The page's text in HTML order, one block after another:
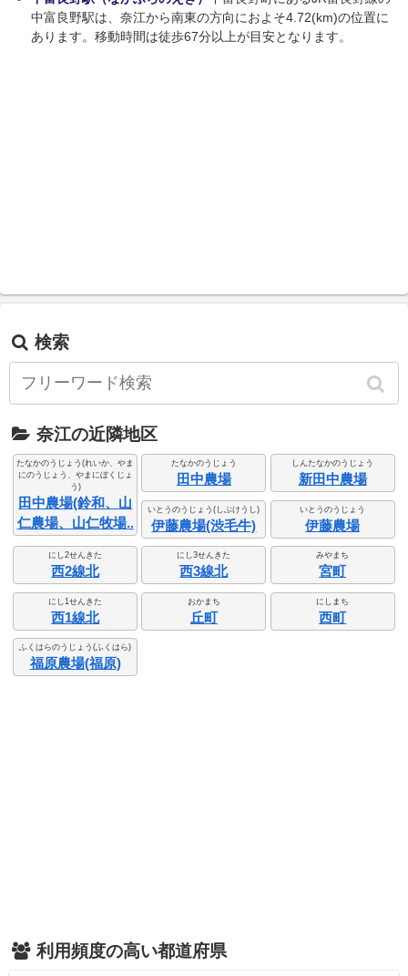
中富良野駅は、奈江から南東の方向におよそ4.72(km)の位置に
あります。移動時間は徒歩67分以上が目安となります。
検索
奈江の近隣地区
たなかのうじょう(れいか、やま
にのうじょう、やまにぼくじょ
う)
田中農場(鈴和、山
仁農場、山仁牧場..
たなかのうじょう
田中農場
しんたなかのうじょう
新田中農場
いとうのうじょう(しぶけうし)
伊藤農場(渋毛牛)
いとうのうじょう
伊藤農場
にし2せんきた
西2線北
にし3せんきた
西3線北
みやまち
宮町
にし1せんきた
西1線北
おかまち
丘町
にしまち
西町
ふくはらのうじょう(ふくはら)
福原農場(福原)
利用頻度の高い都道府県